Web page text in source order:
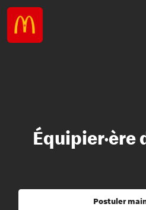
Équipier·ère
Postuler